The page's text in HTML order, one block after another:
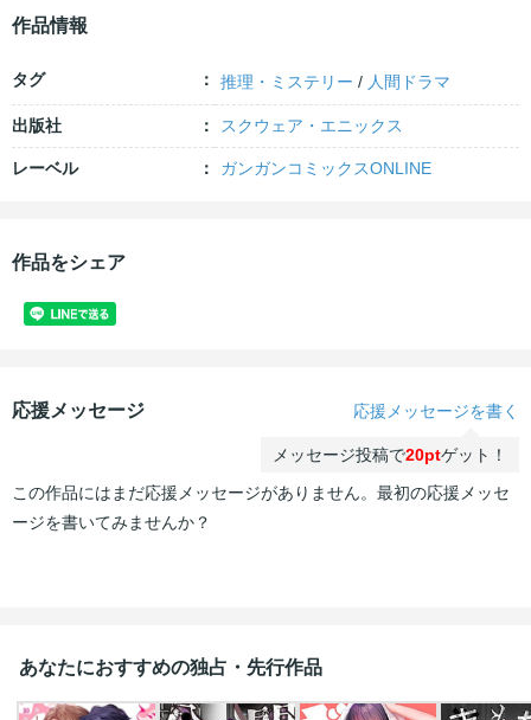
作品情報
タグ 推理・ミステリー / 人間ドラマ
出版社 スクウェア・エニックス
レーベル ガンガンコミックスONLINE
作品をシェア
応援メッセージ 応援メッセージを書く
メッセージ投稿で20ptゲット！
この作品にはまだ応援メッセージがありません。最初の応援メッセ
ージを書いてみませんか？
あなたにおすすめの独占・先行作品